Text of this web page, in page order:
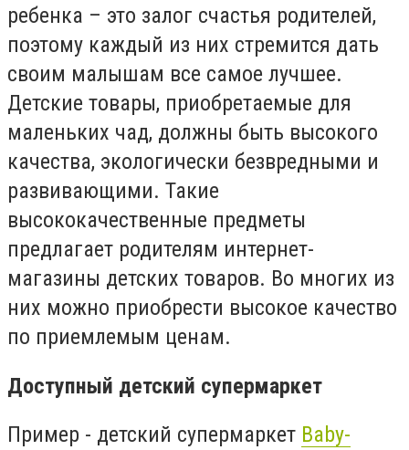
ребенка – это залог счастья родителей,
поэтому каждый из них стремится дать
своим малышам все самое лучшее.
Детские товары, приобретаемые для
маленьких чад, должны быть высокого
качества, экологически безвредными и
развивающими. Такие
высококачественные предметы
предлагает родителям интернет-
магазины детских товаров. Во многих из
них можно приобрести высокое качество
по приемлемым ценам.
Доступный детский супермаркет
Пример - детский супермаркет Baby-